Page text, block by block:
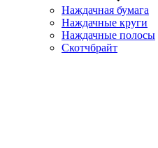
Наждачная бумага
Наждачные круги
Наждачные полосы
Скотчбрайт